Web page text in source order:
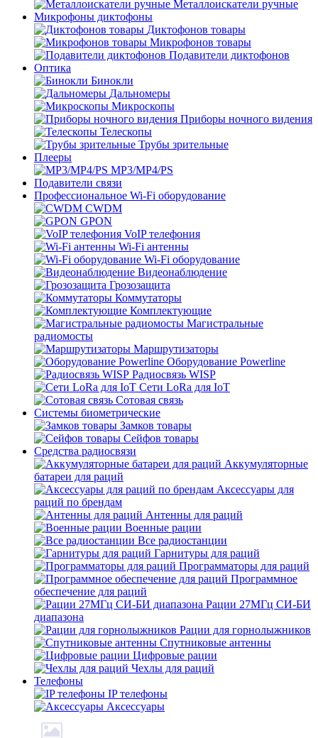
Металлоискатели ручные
Микрофоны диктофоны
Диктофонов товары
Микрофонов товары
Подавители диктофонов
Оптика
Бинокли
Дальномеры
Микроскопы
Приборы ночного видения
Телескопы
Трубы зрительные
Плееры
MP3/MP4/PS
Подавители связи
Профессиональное Wi-Fi оборудование
CWDM
GPON
VoIP телефония
Wi-Fi антенны
Wi-Fi оборудование
Видеонаблюдение
Грозозащита
Коммутаторы
Комплектующие
Магистральные
радиомосты
Маршрутизаторы
Оборудование Powerline
Радиосвязь WISP
Сети LoRa для IoT
Сотовая связь
Системы биометрические
Замков товары
Сейфов товары
Средства радиосвязи
Аккумуляторные
батареи для раций
Аксессуары для
раций по брендам
Антенны для раций
Военные рации
Все радиостанции
Гарнитуры для раций
Программаторы для раций
Программное
обеспечение для раций
Рации 27МГц СИ-БИ
диапазона
Рации для горнолыжников
Спутниковые антенны
Цифровые рации
Чехлы для раций
Телефоны
IP телефоны
Аксессуары